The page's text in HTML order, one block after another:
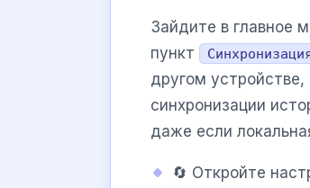
Зайдите в главное
пункт
другом
синхронизации
даже если
🔄 Откройте